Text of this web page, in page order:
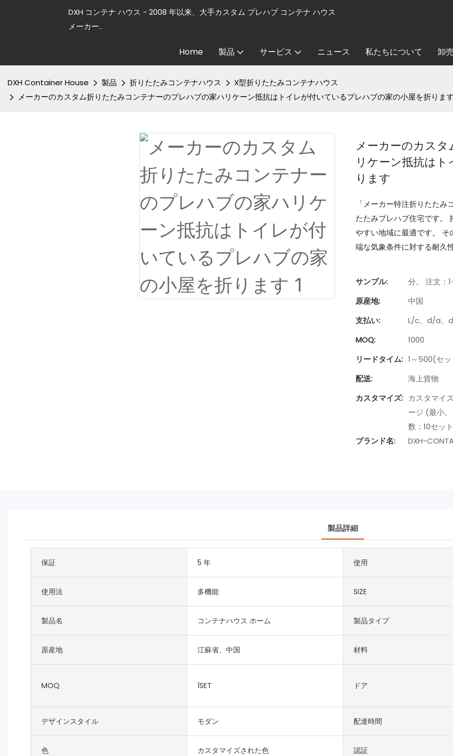
DXH コンテナ ハウス - 2008 年以来、大手カスタム プレハブ コンテナ ハウス
メーカー..
Home 製品 サービス ニュース 私たちについて 卸
DXH Container House 製品 折りたたみコンテナハウス
X型折りたたみコンテナハウス
メーカーのカスタム折りたたみコンテナーのプレハブの家ハリケーン抵抗はトイレが付いているプレハブの家の小屋を折ります
メーカーのカス
リケーン抵抗は
ります
「メーカー特注折りたた
たたみプレハブ住宅です。
やすい地域に最適です。
端な気象条件に対する耐久
サンプル:
分。 注文：1
原産地:
中国
支払い:
L/c、d/a、
MOQ:
1000
リードタイム: 1～500(セ
配送:
海上貨物
カスタマイズ: カスタマイ
ージ (最小
数：10セット
ブランド名:
DXH-
製品詳細
保証 5 年 使用
使用法 多機能 SIZE
製品名 コンテナハウス ホーム 製品タイプ
原産地 江蘇省、中国 材料
MOQ 1SET ドア
デザインスタイル モダン 配達時間
色 カスタマイズされた色 認証